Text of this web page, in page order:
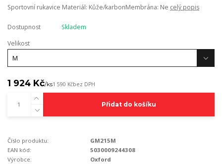
Sportovní rukavice Materiál: Kůže/karbonMembrána: Ne celý popis
Dostupnost
Skladem
Velikost
1 924 Kč/ks1 590 Kčbez DPH
Přidat do košíku
Číslo produktu:
GM215M
EAN kód:
5030009244308
Výrobce:
Oxford